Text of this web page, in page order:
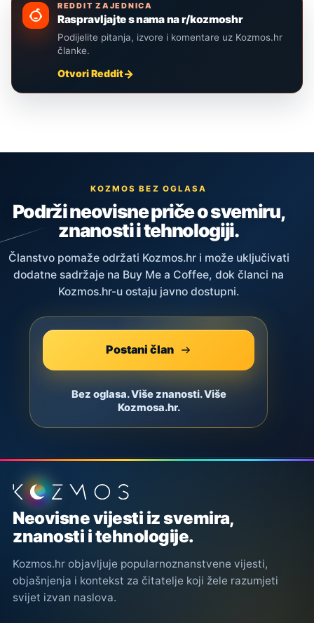
REDDIT ZAJEDNICA
Raspravljajte s nama na r/kozmoshr
Podijelite pitanja, izvore i komentare uz Kozmos.hr
članke.
Otvori Reddit
KOZMOS BEZ OGLASA
Podrži neovisne priče o svemiru,
znanosti i tehnologiji.
Članstvo pomaže održati Kozmos.hr i može uključivati
dodatne sadržaje na Buy Me a Coffee, dok članci na
Kozmos.hr-u ostaju javno dostupni.
Postani član
Bez oglasa. Više znanosti. Više
Kozmosa.hr.
Podnožje stranice
Neovisne vijesti iz svemira,
znanosti i tehnologije.
Kozmos.hr objavljuje popularnoznanstvene vijesti,
objašnjenja i kontekst za čitatelje koji žele razumjeti
svijet izvan naslova.